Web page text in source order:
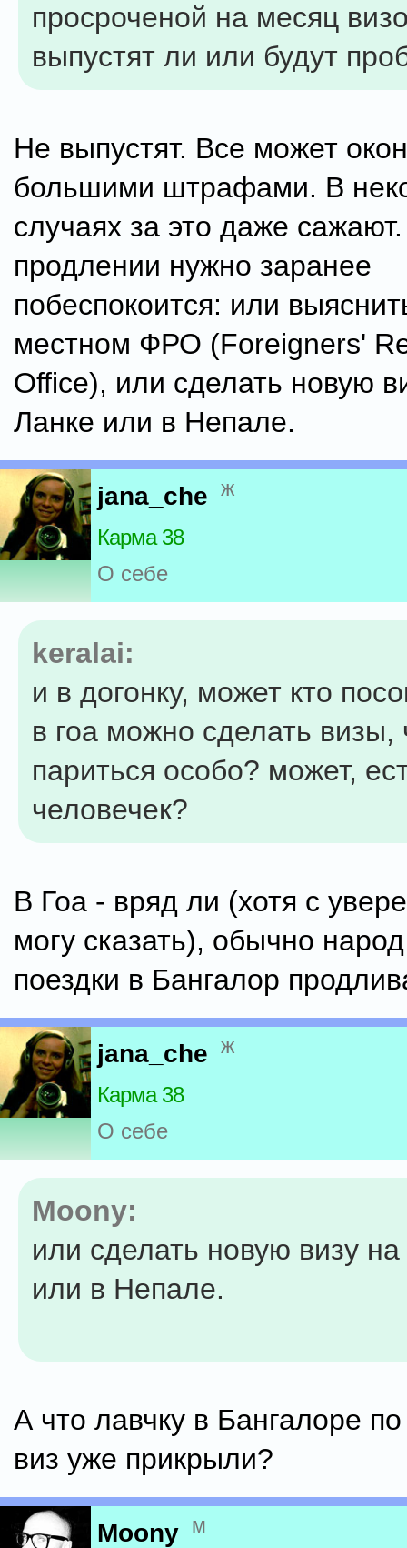
просроченой на месяц
выпустят ли или будут
Не выпустят. Все может
большими штрафами. В
случаях за это даже
продлении нужно заранее
побеспокоится: или
местном ФРО (Foreigners'
Office), или сделать новую
Ланке или в Непале.
jana_che ж
Карма 38
О себе
keralai:
и в догонку, может кто
в гоа можно сделать визы,
париться особо? может,
человечек?
В Гоа - вряд ли (хотя с
могу сказать), обычно народ
поездки в Бангалор
jana_che ж
Карма 38
О себе
Moony:
или сделать новую визу
или в Непале.
А что лавчку в Бангалоре
виз уже прикрыли?
Moony м